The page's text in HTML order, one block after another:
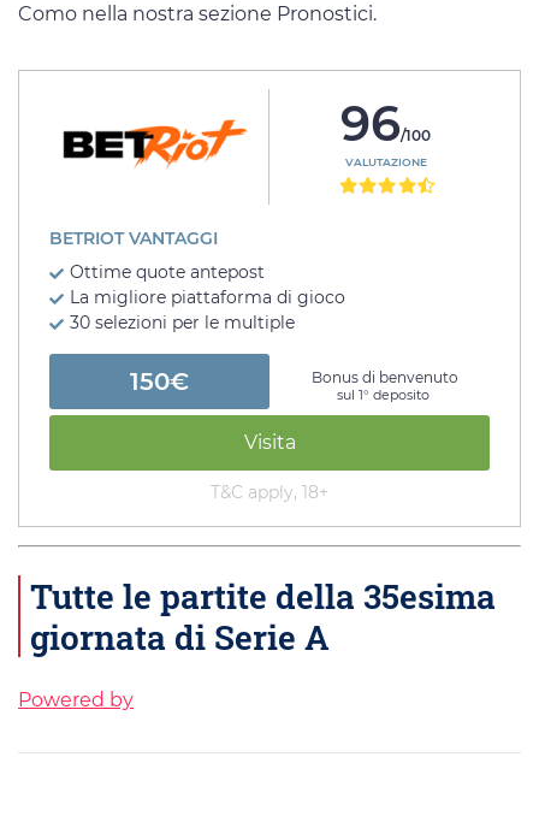
Como nella nostra sezione Pronostici.
96/100
VALUTAZIONE
BETRIOT VANTAGGI
Ottime quote antepost
La migliore piattaforma di gioco
30 selezioni per le multiple
150€ Bonus di benvenuto
sul 1° deposito
Visita
T&C apply, 18+
Tutte le partite della 35esima
giornata di Serie A
Powered by